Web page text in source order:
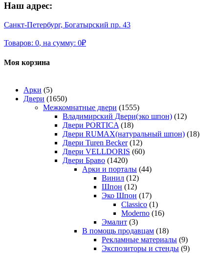
Наш адрес:
Санкт-Петербург, Богатырский пр. 43
Товаров: 0, на сумму: 0₽
Моя корзина
Арки (5)
Двери (1650)
Межкомнатные двери (1555)
Владимирский Двери(эко шпон) (12)
Двери PORTICA (18)
Двери RUMAX(натуральный шпон) (18)
Двери Turen Becker (12)
Двери VELLDORIS (60)
Двери Браво (1420)
Арки и порталы (44)
Винил (12)
Шпон (12)
Эко Шпон (17)
Classico (1)
Moderno (16)
Эмалит (3)
В помощь продавцам (18)
Рекламные материалы (9)
Экспозиторы и стенды (9)